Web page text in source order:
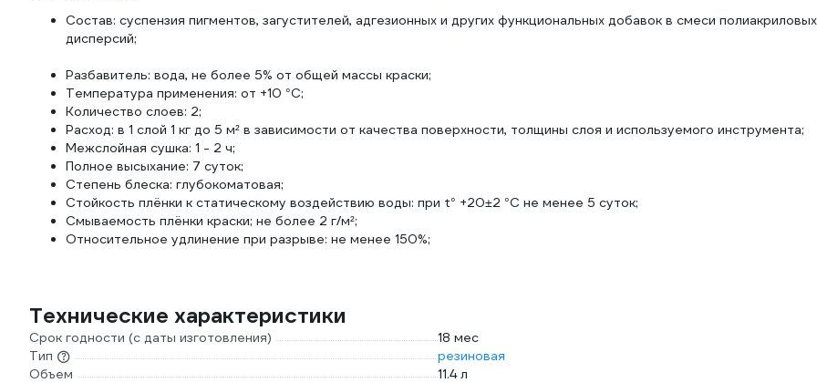
Состав: суспензия пигментов, загустителей, адгезионных и других функциональных добавок в смеси полиакриловых
дисперсий;
Разбавитель: вода, не более 5% от общей массы краски;
Температура применения: от +10 °С;
Количество слоев: 2;
Расход: в 1 слой 1 кг до 5 м² в зависимости от качества поверхности, толщины слоя и используемого инструмента;
Межслойная сушка: 1 - 2 ч;
Полное высыхание: 7 суток;
Степень блеска: глубокоматовая;
Стойкость плёнки к статическому воздействию воды: при t° +20±2 °C не менее 5 суток;
Смываемость плёнки краски; не более 2 г/м²;
Относительное удлинение при разрыве: не менее 150%;
Технические характеристики
Срок годности (с даты изготовления)
18 мес
Тип
резиновая
Объем
11.4 л